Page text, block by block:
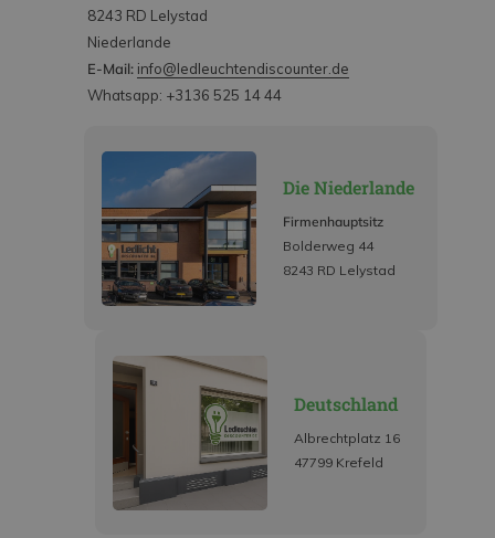
8243 RD Lelystad
Niederlande
E-Mail: info@ledleuchtendiscounter.de
Whatsapp: +3136 525 14 44
Die Niederlande
Firmenhauptsitz
Bolderweg 44
8243 RD Lelystad
Deutschland
Albrechtplatz 16
47799 Krefeld